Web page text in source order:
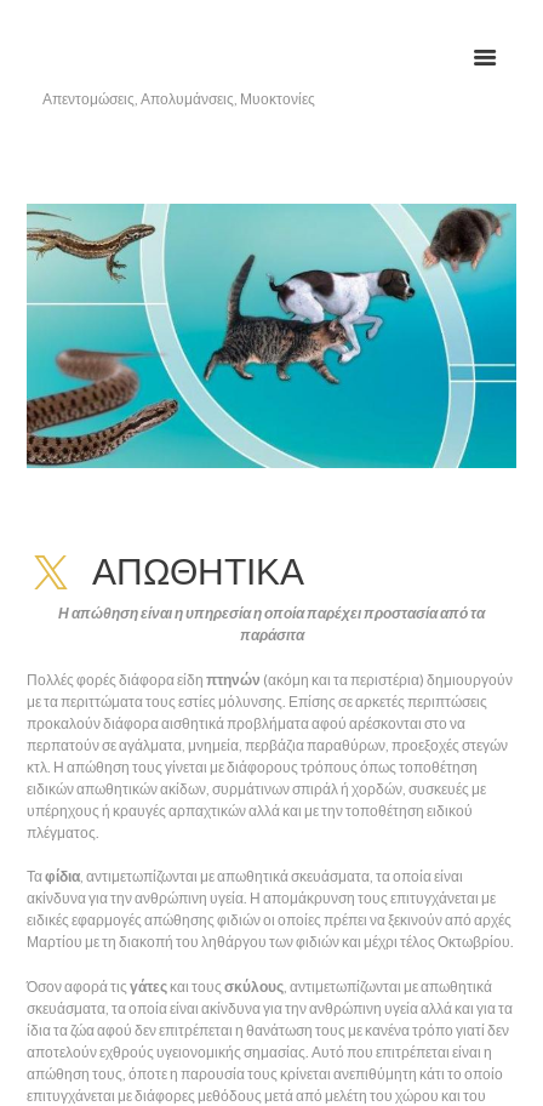
Απεντομώσεις, Απολυμάνσεις, Μυοκτονίες
ΑΠΩΘΗΤΙΚΆ
Η απώθηση είναι η υπηρεσία η οποία παρέχει προστασία από τα
παράσιτα
Πολλές φορές διάφορα είδηπτηνών (ακόμη και τα περιστέρια) δημιουργούν
με τα περιττώματα τους εστίες μόλυνσης. Επίσης σε αρκετές περιπτώσεις
προκαλούν διάφορα αισθητικά προβλήματα αφού αρέσκονται στο να
περπατούν σε αγάλματα, μνημεία, περβάζια παραθύρων, προεξοχές στεγών
κτλ. Η απώθηση τους γίνεται με διάφορους τρόπους όπως τοποθέτηση
ειδικών απωθητικών ακίδων, συρμάτινων σπιράλ ή χορδών, συσκευές με
υπέρηχους ή κραυγές αρπαχτικών αλλά και με την τοποθέτηση ειδικού
πλέγματος.
Ταφίδια, αντιμετωπίζωνται με απωθητικά σκευάσματα, τα οποία είναι
ακίνδυνα για την ανθρώπινη υγεία. Η απομάκρυνση τους επιτυγχάνεται με
ειδικές εφαρμογές απώθησης φιδιών οι οποίες πρέπει να ξεκινούν από αρχές
Μαρτίου με τη διακοπή του ληθάργου των φιδιών και μέχρι τέλος Οκτωβρίου.
Όσον αφορά τιςγάτες και τουςσκύλους , αντιμετωπίζωνται με απωθητικά
σκευάσματα, τα οποία είναι ακίνδυνα για την ανθρώπινη υγεία αλλά και για τα
ίδια τα ζώα αφού δεν επιτρέπεται η θανάτωση τους με κανένα τρόπο γιατί δεν
αποτελούν εχθρούς υγειονομικής σημασίας. Αυτό που επιτρέπεται είναι η
απώθηση τους, όποτε η παρουσία τους κρίνεται ανεπιθύμητη κάτι το οποίο
επιτυγχάνεται με διάφορες μεθόδους μετά από μελέτη του χώρου και του